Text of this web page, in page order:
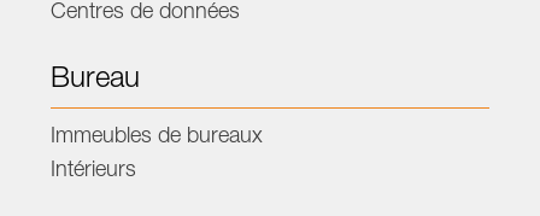
Centres de données
Bureau
Immeubles de bureaux
Intérieurs